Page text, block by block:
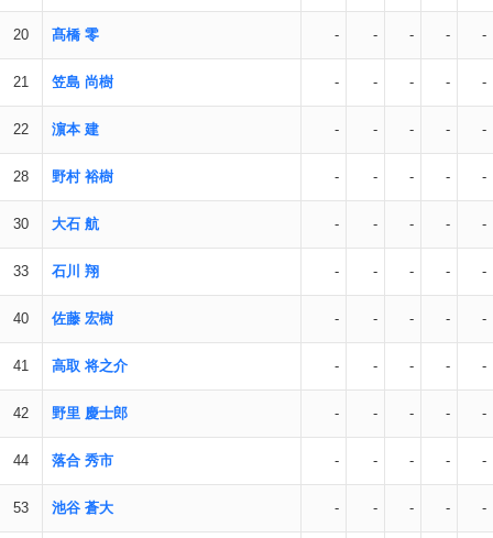
20 髙橋 零 - - - - -
21 笠島 尚樹 - - - - -
22 濵本 建 - - - - -
28 野村 裕樹 - - - - -
30 大石 航 - - - - -
33 石川 翔 - - - - -
40 佐藤 宏樹 - - - - -
41 高取 将之介 - - - - -
42 野里 慶士郎 - - - - -
44 落合 秀市 - - - - -
53 池谷 蒼大 - - - - -